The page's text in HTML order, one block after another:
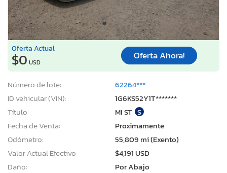
Oferta Actual
$0 USD
Oferta Ahora!
Número de lote:
62264***
ID vehicular (VIN):
1G6KS52Y1T*******
Título:
MI ST S
Fecha de Venta:
Proximamente
Odómetro:
55,809 mi (Exento)
Valor Actual Efectivo:
$4,191 USD
Daño:
Por Abajo